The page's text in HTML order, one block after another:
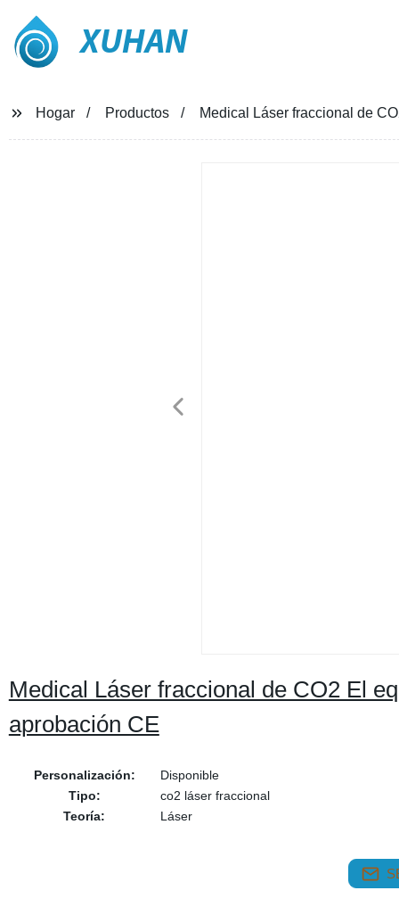
XUHAN
Hogar Productos Medical Láser fraccional de
Medical Láser fraccional de CO2 El
aprobación CE
Personalización:
Disponible
Tipo:
co2 láser fraccional
Teoría:
Láser